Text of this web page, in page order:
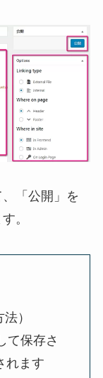
「公開」を
。
）
て保存さ
れます